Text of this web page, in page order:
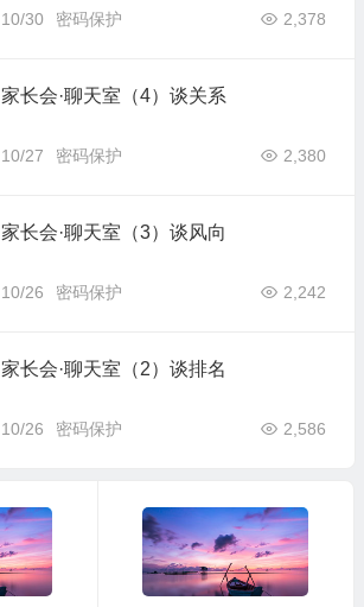
10/30 2,378
密码保护
家长会·聊天室（4）谈关系
10/27 2,380
密码保护
家长会·聊天室（3）谈风向
10/26 2,242
密码保护
家长会·聊天室（2）谈排名
10/26 2,586
密码保护